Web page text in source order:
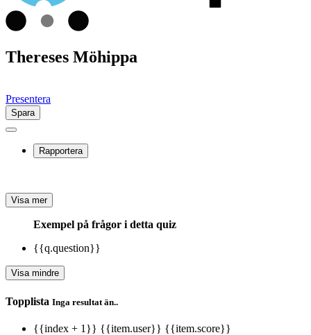
Thereses Möhippa
Presentera
Spara
Rapportera
Visa mer
Exempel på frågor i detta quiz
{{q.question}}
Visa mindre
Topplista Inga resultat än..
{{index + 1}} {{item.user}} {{item.score}}